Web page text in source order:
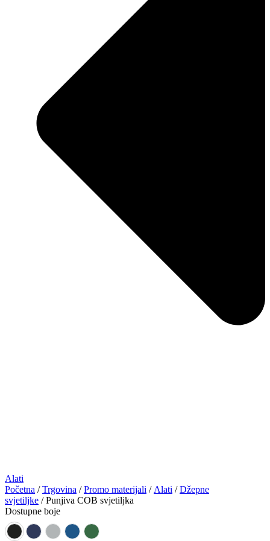
Alati
Početna /Trgovina /Promo materijali / Alati /Džepne
svjetiljke / Punjiva COB svjetiljka
Dostupne boje